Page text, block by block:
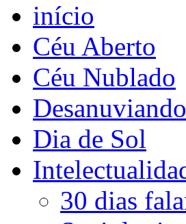
início
Céu Aberto
Céu Nublado
Dia de Sol
30 dias